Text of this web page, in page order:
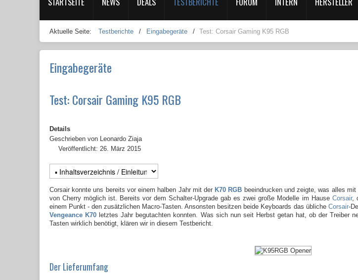
Aktuelle Seite: Testberichte / Eingabegeräte / Test: Corsair Gaming K95 RGB
Eingabegeräte
Test: Corsair Gaming K95 RGB
Details
Geschrieben von Leonardo Ziaja
Veröffentlicht: 26. März 2015
Corsair konnte uns bereits vor einem halben Jahr mit der K70 RGB beeindrucken und zeigte, was alles
von Cherry möglich ist. Bereits vor dem Schalter-Upgrade gab es zwei große Modelle im Hause Corsair,
einem Punkt - den zusätzlichen Macro-Tasten. Ansonsten besitzen beide Keyboards das übliche Corsair-
Vengeance K70 letztes Jahr begutachten konnten. Was sich nun seit Herbst getan hat, ob der Treiber
Tasten wirklich benötigt, klären wir in diesem Testbericht.
Der Lieferumfang